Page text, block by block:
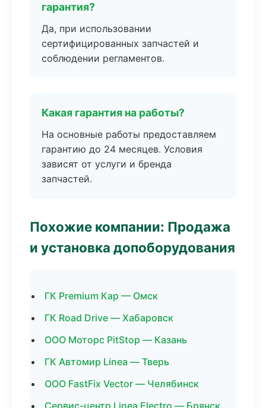
гарантия?
Да, при использовании
сертифицированных запчастей и
соблюдении регламентов.
Какая гарантия на работы?
На основные работы предоставляем
гарантию до 24 месяцев. Условия
зависят от услуги и бренда
запчастей.
Похожие компании: Продажа
и установка допоборудования
ГК Premium Кар — Омск
ГК Road Drive — Хабаровск
ООО Моторс PitStop — Казань
ГК Автомир Linea — Тверь
ООО FastFix Vector — Челябинск
Сервис-центр Linea Electro — Брянск